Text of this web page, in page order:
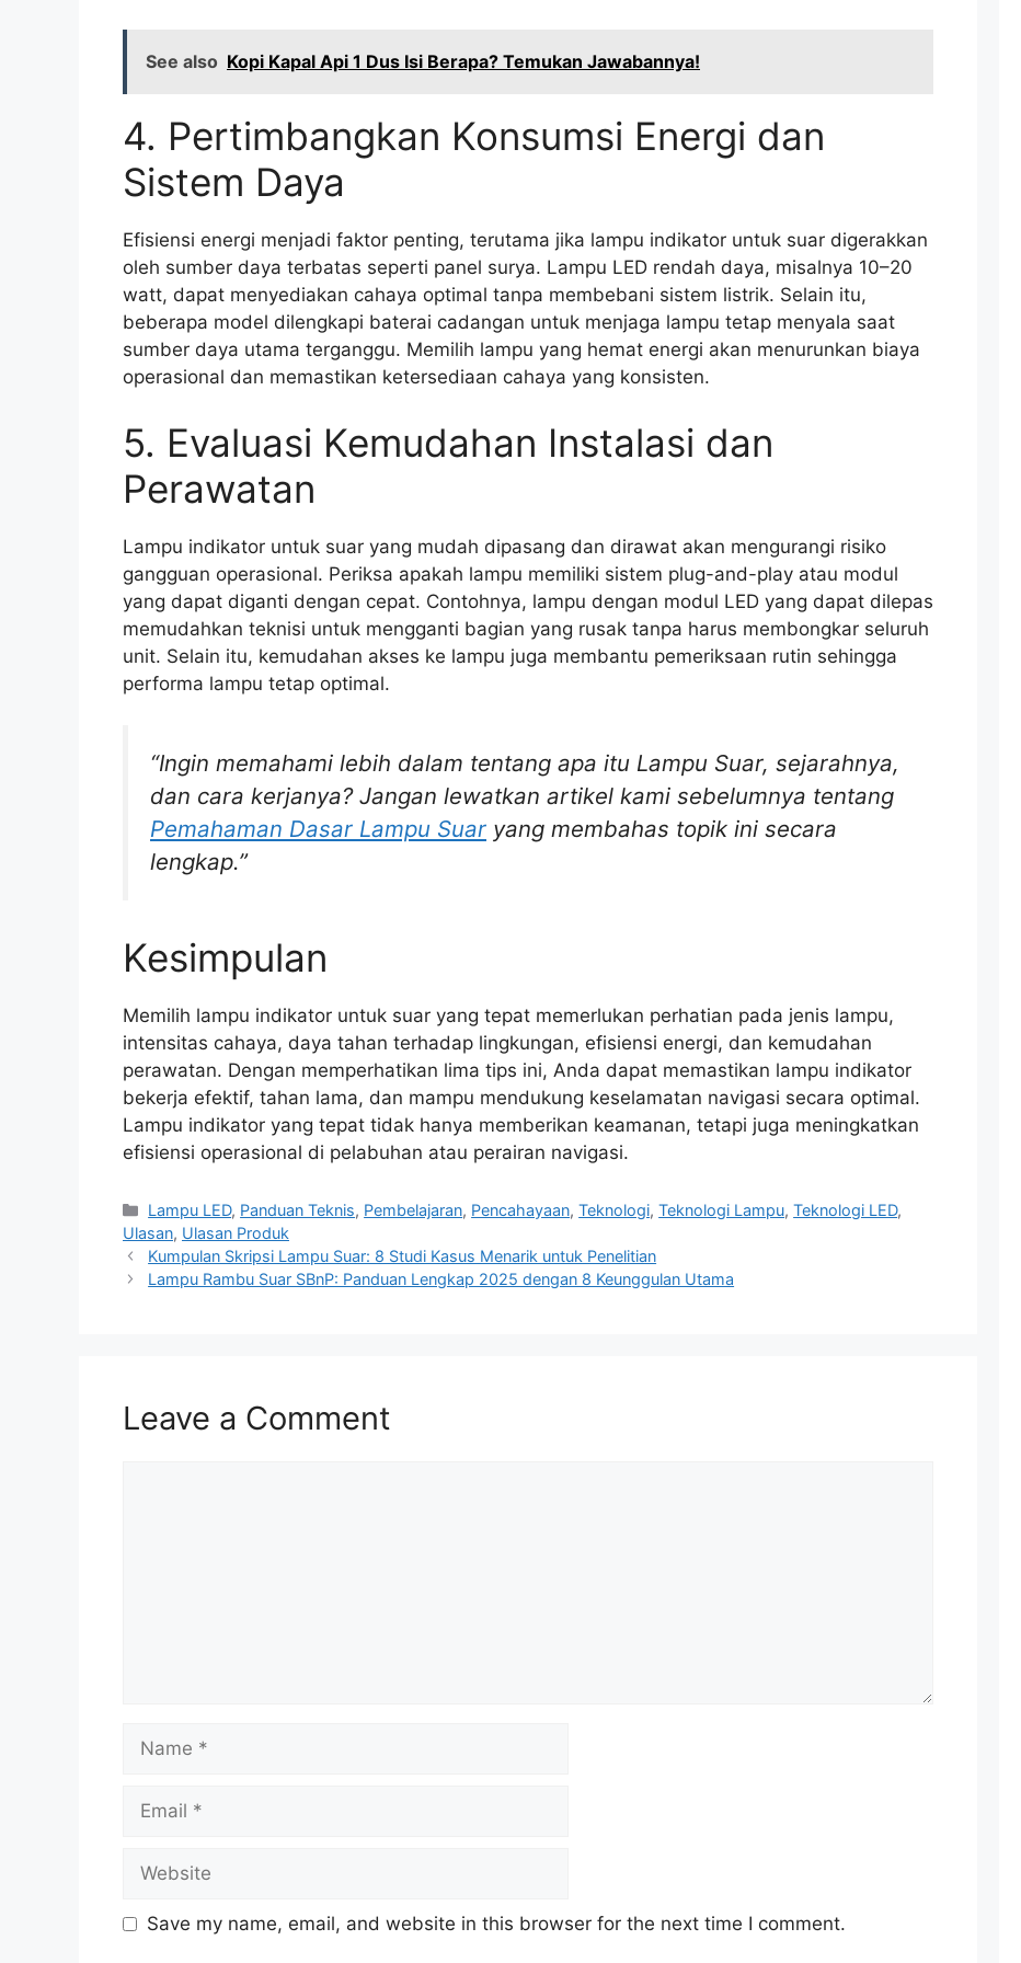
See also Kopi Kapal Api 1 Dus Isi Berapa? Temukan Jawabannya!
4. Pertimbangkan Konsumsi Energi dan
Sistem Daya
Efisiensi energi menjadi faktor penting, terutama jika lampu indikator untuk suar digerakkan
oleh sumber daya terbatas seperti panel surya. Lampu LED rendah daya, misalnya 10–20
watt, dapat menyediakan cahaya optimal tanpa membebani sistem listrik. Selain itu,
beberapa model dilengkapi baterai cadangan untuk menjaga lampu tetap menyala saat
sumber daya utama terganggu. Memilih lampu yang hemat energi akan menurunkan biaya
operasional dan memastikan ketersediaan cahaya yang konsisten.
5. Evaluasi Kemudahan Instalasi dan
Perawatan
Lampu indikator untuk suar yang mudah dipasang dan dirawat akan mengurangi risiko
gangguan operasional. Periksa apakah lampu memiliki sistem plug-and-play atau modul
yang dapat diganti dengan cepat. Contohnya, lampu dengan modul LED yang dapat dilepas
memudahkan teknisi untuk mengganti bagian yang rusak tanpa harus membongkar seluruh
unit. Selain itu, kemudahan akses ke lampu juga membantu pemeriksaan rutin sehingga
performa lampu tetap optimal.
“Ingin memahami lebih dalam tentang apa itu Lampu Suar, sejarahnya,
dan cara kerjanya? Jangan lewatkan artikel kami sebelumnya tentang
Pemahaman Dasar Lampu Suar yang membahas topik ini secara
lengkap.”
Kesimpulan
Memilih lampu indikator untuk suar yang tepat memerlukan perhatian pada jenis lampu,
intensitas cahaya, daya tahan terhadap lingkungan, efisiensi energi, dan kemudahan
perawatan. Dengan memperhatikan lima tips ini, Anda dapat memastikan lampu indikator
bekerja efektif, tahan lama, dan mampu mendukung keselamatan navigasi secara optimal.
Lampu indikator yang tepat tidak hanya memberikan keamanan, tetapi juga meningkatkan
efisiensi operasional di pelabuhan atau perairan navigasi.
Categories
Lampu LED, Panduan Teknis, Pembelajaran, Pencahayaan,Teknologi,Teknologi Lampu,Teknologi LED,
Ulasan, Ulasan Produk
Kumpulan Skripsi Lampu Suar: 8 Studi Kasus Menarik untuk Penelitian
Lampu Rambu Suar SBnP: Panduan Lengkap 2025 dengan 8 Keunggulan Utama
Leave a Comment
Save my name, email, and website in this browser for the next time I comment.